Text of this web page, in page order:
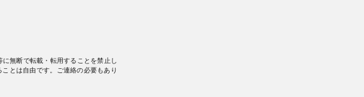
無断で転載・転用することを禁止し
とは自由です。ご連絡の必要もあり